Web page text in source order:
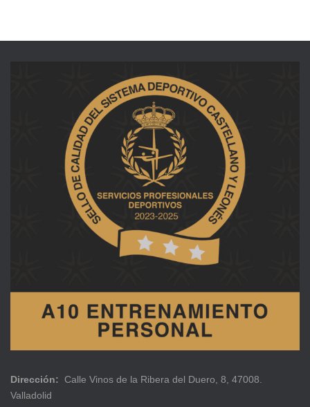
Dirección: Calle Vinos de la Ribera del Duero, 8, 47008.
Valladolid